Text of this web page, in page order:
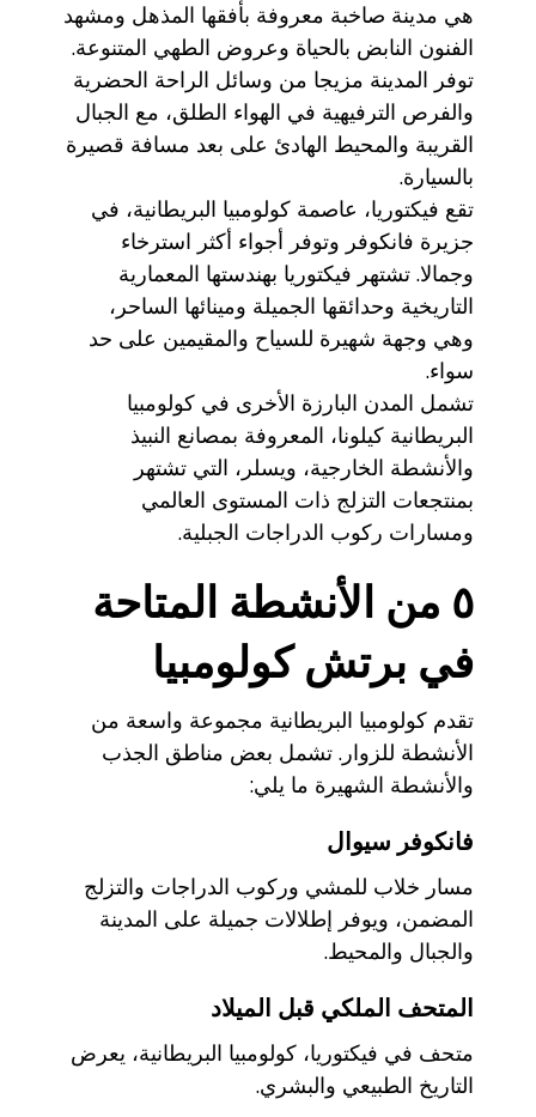
هي مدينة صاخبة معروفة بأفقها المذهل ومشهد
الفنون النابض بالحياة وعروض الطهي المتنوعة.
توفر المدينة مزيجا من وسائل الراحة الحضرية
والفرص الترفيهية في الهواء الطلق، مع الجبال
القريبة والمحيط الهادئ على بعد مسافة قصيرة
بالسيارة.
تقع فيكتوريا، عاصمة كولومبيا البريطانية، في
جزيرة فانكوفر وتوفر أجواء أكثر استرخاء
وجمالا. تشتهر فيكتوريا بهندستها المعمارية
التاريخية وحدائقها الجميلة ومينائها الساحر،
وهي وجهة شهيرة للسياح والمقيمين على حد
سواء.
تشمل المدن البارزة الأخرى في كولومبيا
البريطانية كيلونا، المعروفة بمصانع النبيذ
والأنشطة الخارجية، ويسلر، التي تشتهر
بمنتجعات التزلج ذات المستوى العالمي
ومسارات ركوب الدراجات الجبلية.
٥ من الأنشطة المتاحة
في برتش كولومبيا
تقدم كولومبيا البريطانية مجموعة واسعة من
الأنشطة للزوار. تشمل بعض مناطق الجذب
والأنشطة الشهيرة ما يلي:
فانكوفر سيوال
مسار خلاب للمشي وركوب الدراجات والتزلج
المضمن، ويوفر إطلالات جميلة على المدينة
والجبال والمحيط.
المتحف الملكي قبل الميلاد
متحف في فيكتوريا، كولومبيا البريطانية، يعرض
التاريخ الطبيعي والبشري.